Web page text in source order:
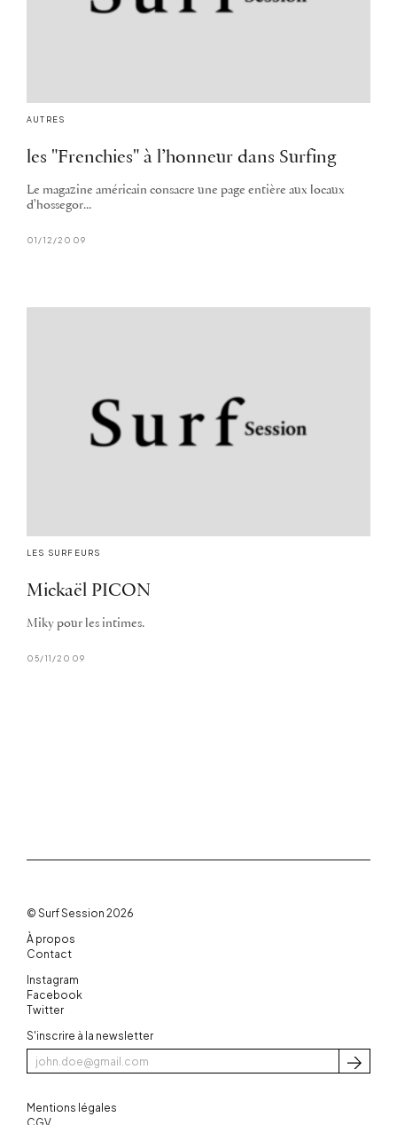
AUTRES
les "Frenchies" à l’honneur dans Surfing
Le magazine américain consacre une page entière aux locaux
d'hossegor...
01/12/2009
LES SURFEURS
Mickaël PICON
Miky pour les intimes.
05/11/2009
© Surf Session 2026
À propos
Contact
Instagram
Facebook
Twitter
S'inscrire à la newsletter
Mentions légales